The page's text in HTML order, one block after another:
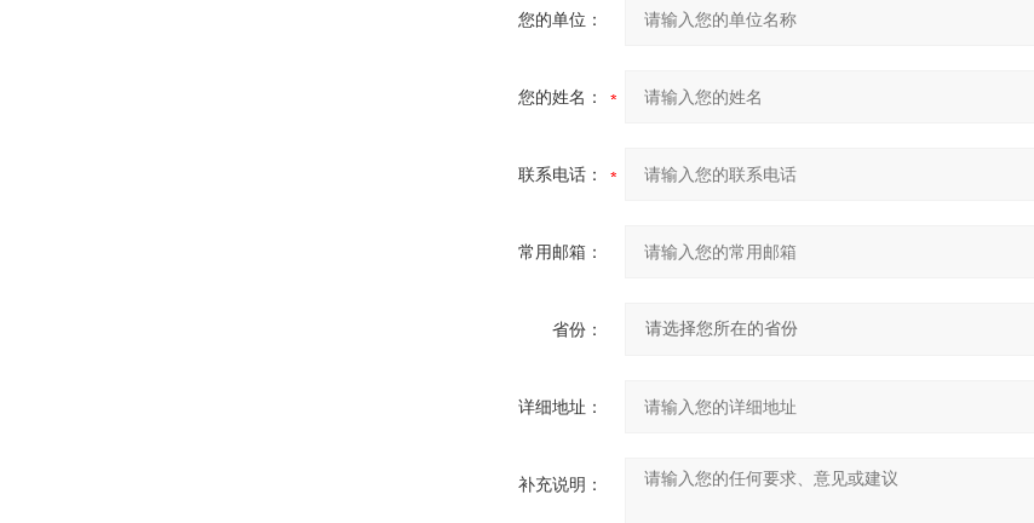
您的单位：
您的姓名：
联系电话：
常用邮箱：
省份：
详细地址：
补充说明：